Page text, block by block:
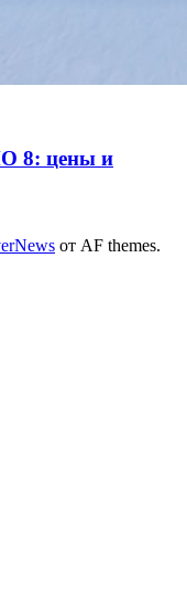
8: цены и
от AF themes.